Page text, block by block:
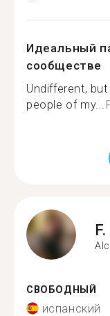
Идеальный
сообществе
Undifferent,
people of my...
F.
СВОБОДНЫЙ
испанский